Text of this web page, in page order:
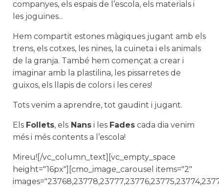
companyes, els espais de l’escola, els materials i
les joguines...
Hem compartit estones màgiques jugant amb els
trens, els cotxes, les nines, la cuineta i els animals
de la granja. També hem començat a crear i
imaginar amb la plastilina, les pissarretes de
guixos, els llapis de colors i les ceres!
Tots venim a aprendre, tot gaudint i jugant.
Els Follets, els Nans i les Fades cada dia venim
més i més contents a l’escola!
Mireu![/vc_column_text][vc_empty_space
height="16px"][cmo_image_carousel items="2"